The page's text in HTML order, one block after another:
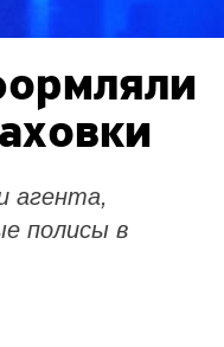
агента,
полисы в